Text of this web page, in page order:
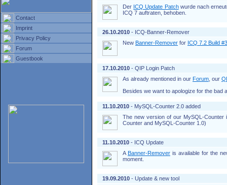
Contact
Imprint
Privacy Policy
Forum
Guestbook
Der ICQ Update Patchwurde nach
ICQ 7 auftraten, behoben.
26.10.2010 - ICQ-Banner-Remover
New Banner-Remover for ICQ 7.2 Build
17.10.2010 - QIP Login Patch
As already mentioned in our Forum , our
Besides we want to apologize for the
11.10.2010 - MySQL-Counter 2.0 added
The new version of our MySQL-
Counter and MySQL-Counter 1.0)
11.10.2010 - ICQ Update
A Banner-Removeris available for the
moment.
19.09.2010 - Update & new tool